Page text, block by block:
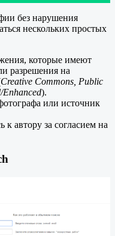
без нарушения
нескольких простых
которые имеют
разрешения на
Creative Commons, Public
Enhanced).
или источник
к автору за согласием на